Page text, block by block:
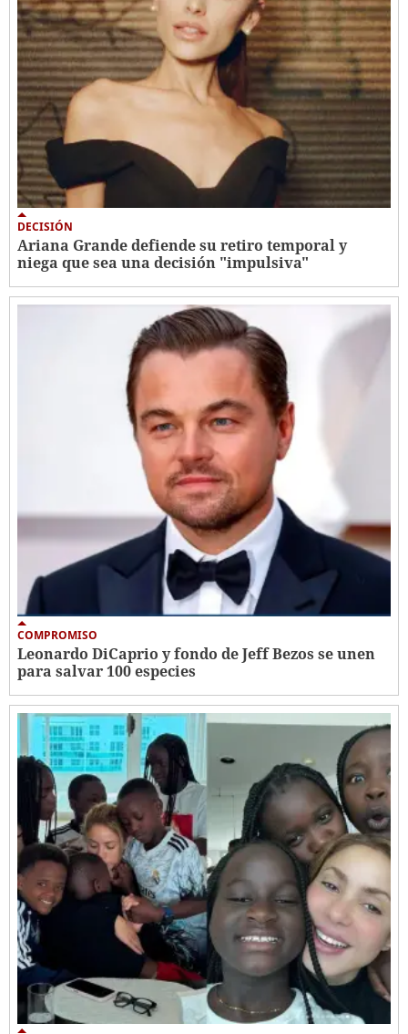
DECISIÓN
Ariana Grande defiende su retiro temporal y
niega que sea una decisión "impulsiva"
COMPROMISO
Leonardo DiCaprio y fondo de Jeff Bezos se unen
para salvar 100 especies